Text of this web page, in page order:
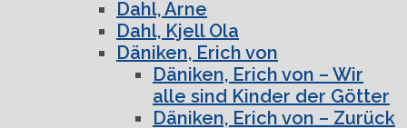
Dahl, Arne
Dahl, Kjell Ola
Däniken, Erich von
Däniken, Erich von – Wir
alle sind Kinder der Götter
Däniken, Erich von – Zurück